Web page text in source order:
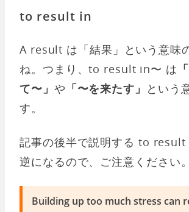
to result in
A result は「結果」という意味
ね。つまり、to result in〜 は
て〜」 や 「〜を来たす」 という
す。
記事の後半で説明する to
逆になるので、ご注意ください。
Building up too much stress can